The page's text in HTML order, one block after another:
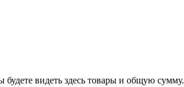
видеть здесь товары и общую сумму.